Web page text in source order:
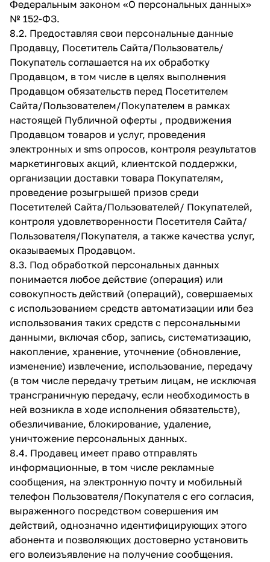
Федеральным законом «О персональных данных»
№ 152-ФЗ.
8.2. Предоставляя свои персональные данные
Продавцу, Посетитель Сайта/Пользователь/
Покупатель соглашается на их обработку
Продавцом, в том числе в целях выполнения
Продавцом обязательств перед Посетителем
Сайта/Пользователем/Покупателем в рамках
настоящей Публичной оферты , продвижения
Продавцом товаров и услуг, проведения
электронных и sms опросов, контроля результатов
маркетинговых акций, клиентской поддержки,
организации доставки товара Покупателям,
проведение розыгрышей призов среди
Посетителей Сайта/Пользователей/ Покупателей,
контроля удовлетворенности Посетителя Сайта/
Пользователя/Покупателя, а также качества услуг,
оказываемых Продавцом.
8.3. Под обработкой персональных данных
понимается любое действие (операция) или
совокупность действий (операций), совершаемых
с использованием средств автоматизации или без
использования таких средств с персональными
данными, включая сбор, запись, систематизацию,
накопление, хранение, уточнение (обновление,
изменение) извлечение, использование, передачу
(в том числе передачу третьим лицам, не исключая
трансграничную передачу, если необходимость в
ней возникла в ходе исполнения обязательств),
обезличивание, блокирование, удаление,
уничтожение персональных данных.
8.4. Продавец имеет право отправлять
информационные, в том числе рекламные
сообщения, на электронную почту и мобильный
телефон Пользователя/Покупателя с его согласия,
выраженного посредством совершения им
действий, однозначно идентифицирующих этого
абонента и позволяющих достоверно установить
его волеизъявление на получение сообщения.